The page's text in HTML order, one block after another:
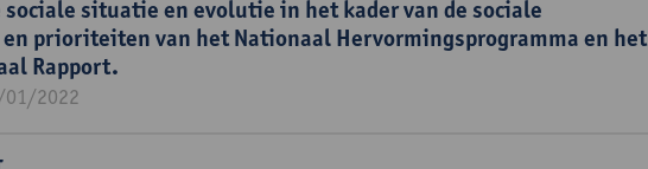
sociale situatie en evolutie in het kader van de sociale
prioriteiten van het Nationaal Hervormingsprogramma en het
Rapport.
2022